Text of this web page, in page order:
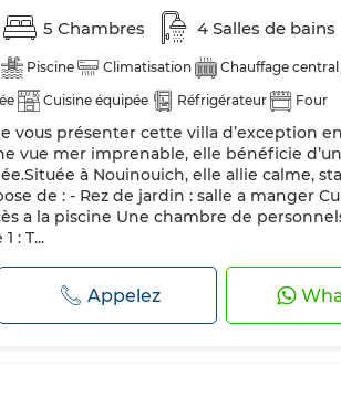
5 Chambres 4 Salles de bains
Piscine Climatisation Chauffage central
Cuisine équipée Réfrigérateur
Four
vous présenter cette villa d’exception
vue mer imprenable, elle bénéficie d’un
à Nouinouich, elle allie calme,
de : - Rez de jardin : salle a manger
a la piscine Une chambre de
: T...
Appelez